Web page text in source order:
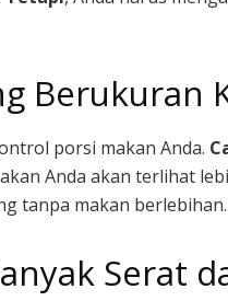
Berukuran
porsi makan Anda.
Anda akan terlihat
tanpa makan berlebihan.
Serat